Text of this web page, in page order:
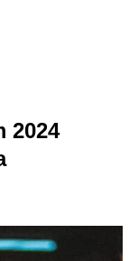
2024